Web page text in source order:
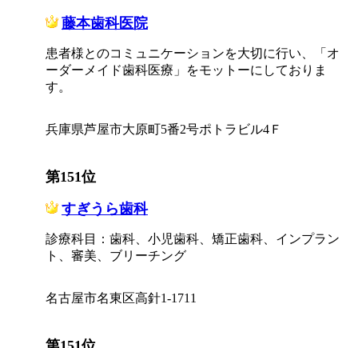
藤本歯科医院
患者様とのコミュニケーションを大切に行い、「オ
ーダーメイド歯科医療」をモットーにしておりま
す。
兵庫県芦屋市大原町5番2号ポトラビル4Ｆ
第151位
すぎうら歯科
診療科目：歯科、小児歯科、矯正歯科、インプラン
ト、審美、ブリーチング
名古屋市名東区高針1-1711